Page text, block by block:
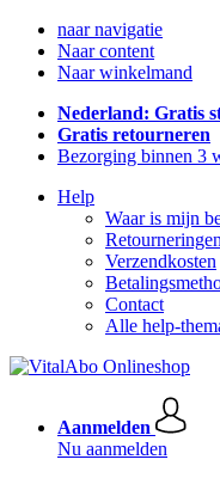
naar navigatie
Naar content
Naar winkelmand
Nederland: Gratis
Gratis retourneren
Bezorging binnen 3
Help
Waar is mijn
Retourneringen
Verzendkosten
Contact
Alle help-
Aanmelden
Nu aanmelden